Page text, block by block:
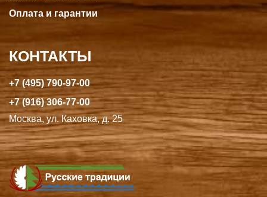
Оплата и гарантии
КОНТАКТЫ
+7 (495) 790-97-00
+7 (916) 306-77-00
Москва, ул. Каховка, д. 25